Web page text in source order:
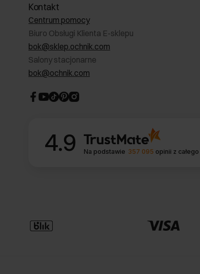
Kontakt
Centrum pomocy
Biuro Obsługi Klienta E-sklepu
bok@sklep.ochnik.com
Salony stacjonarne
bok@ochnik.com
4.9 Na podstawie 357 095 opinii z